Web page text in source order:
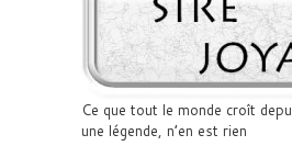
Ce que tout le monde croît
une légende, n’en est rien